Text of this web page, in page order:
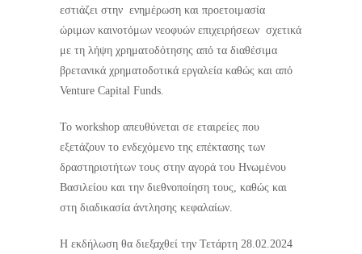
εστιάζει στην ενημέρωση και προετοιμασία
ώριμων καινοτόμων νεοφυών επιχειρήσεων σχετικά
με τη λήψη χρηματοδότησης από τα διαθέσιμα
βρετανικά χρηματοδοτικά εργαλεία καθώς και από
Venture Capital Funds.
Το workshop απευθύνεται σε εταιρείες που
εξετάζουν το ενδεχόμενο της επέκτασης των
δραστηριοτήτων τους στην αγορά του Ηνωμένου
Βασιλείου και την διεθνοποίηση τους, καθώς και
στη διαδικασία άντλησης κεφαλαίων.
Η εκδήλωση θα διεξαχθεί την Τετάρτη 28.02.2024